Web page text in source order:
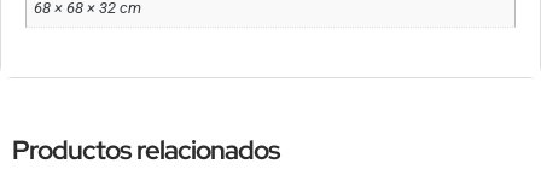
68 × 68 × 32 cm
Productos relacionados